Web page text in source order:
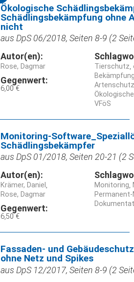
Ökologische
Schädlingsbekämpfung ohne
nicht
aus DpS 06/2018, Seiten 8-9 (2
Autor(en):
Rose, Dagmar
Gegenwert:
6,00 €
Tierschutz
Artenschutz
VFöS
Monitoring-
Schädlingsbekämpfer
aus DpS 01/2018, Seiten 20-21 (2
Autor(en):
Krämer, Daniel
Rose, Dagmar
Gegenwert:
6,50 €
Monitoring
Fassaden- und
ohne Netz und Spikes
aus DpS 12/2017, Seiten 8-9 (2